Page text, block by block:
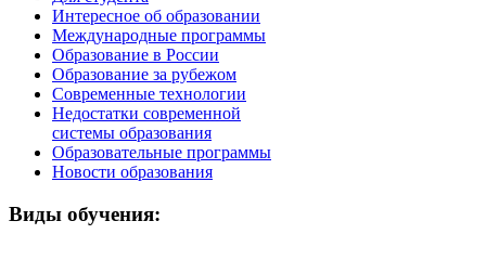
Интересное об образовании
Международные программы
Образование в России
Образование за рубежом
Современные технологии
Недостатки современной
системы образования
Образовательные программы
Новости образования
Виды обучения: